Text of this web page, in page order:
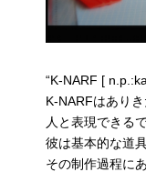
“K-NARF [
K-NARFはあり
人と表現できる
彼は基本的な道
その制作過程に